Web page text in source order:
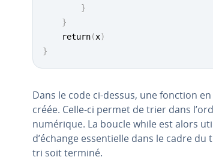
}
}
    return
(x)
}
Dans le code ci-dessus, une fonction
créée. Celle-ci permet de trier dans
numérique. La boucle while est alors
d’échange es­sen­tielle dans le cadre du
tri soit terminé.